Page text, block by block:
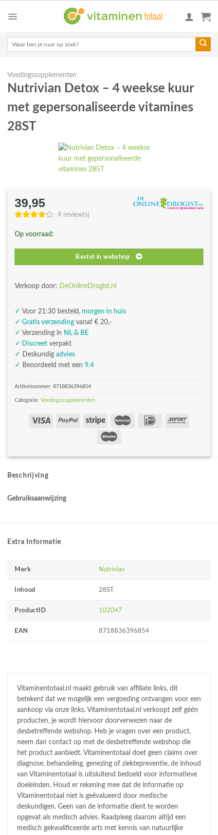
Voedingssupplementen
Nutrivian Detox – 4 weekse kuur
met gepersonaliseerde vitamines
28ST
39,95
4 review(s)
Op voorraad:
Bestel in webshop
Verkoop door: DeOnlineDrogist.nl
✓ Voor 21:30 besteld, morgen in huis
✓ Gratis verzendingvanaf € 20,-
✓ Verzending in NL & BE
✓ Discreet verpakt
✓
Deskundig advies
✓ Beoordeeld met een 9.4
Artikelnummer: 8718836396854
Categorie: Voedingssupplementen
Beschrijving
Gebruiksaanwijzing
Extra Informatie
Merk Nutrivian
Inhoud 28ST
ProductID 102047
EAN 8718836396854
Vitaminentotaal.nl maakt gebruik van affiliate links, dit
betekent dat we mogelijk een vergoeding ontvangen voor een
aankoop via onze links. Vitaminentotaal.nl verkoopt zelf géén
producten, je wordt hiervoor doorverwezen naar de
desbetreffende webshop. Heb je vragen over een product,
neem dan contact op met de desbetreffende webshop die
het product aanbiedt. Vitaminentotaal doet geen claims over
diagnose, behandeling, genezing of ziektepreventie, de inhoud
van Vitaminentotaal is uitsluitend bedoeld voor informatieve
doeleinden. Houd er rekening mee dat de informatie op
Vitaminentotaal niet is geëvalueerd door medische
deskundigen. Geen van de informatie dient te worden
opgevat als medisch advies. Raadpleeg daarom altijd een
medisch gekwalificeerde arts met kennis van natuurlijke